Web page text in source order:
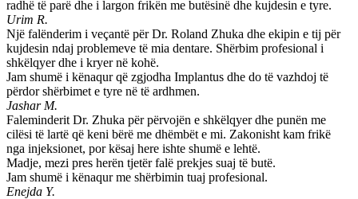
radhë të parë dhe i largon frikën me butësinë dhe kujdesin e tyre.
Urim R.
Një falënderim i veçantë për Dr. Roland Zhuka dhe ekipin e tij për
kujdesin ndaj problemeve të mia dentare. Shërbim profesional i
shkëlqyer dhe i kryer në kohë.
Jam shumë i kënaqur që zgjodha Implantus dhe do të vazhdoj të
përdor shërbimet e tyre në të ardhmen.
Jashar M.
Faleminderit Dr. Zhuka për përvojën e shkëlqyer dhe punën me
cilësi të lartë që keni bërë me dhëmbët e mi. Zakonisht kam frikë
nga injeksionet, por kësaj here ishte shumë e lehtë.
Madje, mezi pres herën tjetër falë prekjes suaj të butë.
Jam shumë i kënaqur me shërbimin tuaj profesional.
Enejda Y.